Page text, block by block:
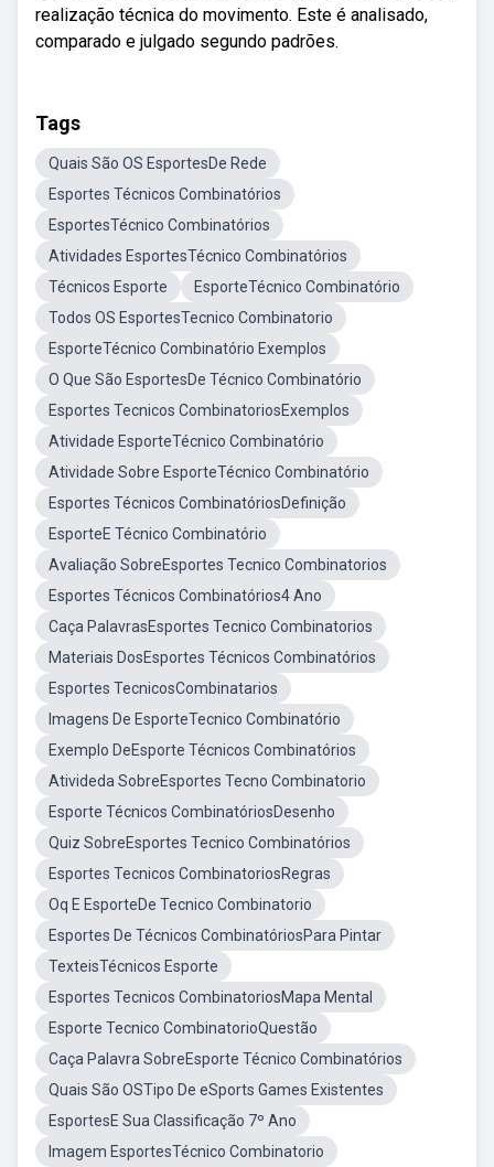
realização técnica do movimento. Este é analisado,
comparado e julgado segundo padrões.
Tags
Quais São OS EsportesDe Rede
Esportes Técnicos Combinatórios
EsportesTécnico Combinatórios
Atividades EsportesTécnico Combinatórios
Técnicos Esporte
EsporteTécnico Combinatório
Todos OS EsportesTecnico Combinatorio
EsporteTécnico Combinatório Exemplos
O Que São EsportesDe Técnico Combinatório
Esportes Tecnicos CombinatoriosExemplos
Atividade EsporteTécnico Combinatório
Atividade Sobre EsporteTécnico Combinatório
Esportes Técnicos CombinatóriosDefinição
EsporteE Técnico Combinatório
Avaliação SobreEsportes Tecnico Combinatorios
Esportes Técnicos Combinatórios4 Ano
Caça PalavrasEsportes Tecnico Combinatorios
Materiais DosEsportes Técnicos Combinatórios
Esportes TecnicosCombinatarios
Imagens De EsporteTecnico Combinatório
Exemplo DeEsporte Técnicos Combinatórios
Ativideda SobreEsportes Tecno Combinatorio
Esporte Técnicos CombinatóriosDesenho
Quiz SobreEsportes Tecnico Combinatórios
Esportes Tecnicos CombinatoriosRegras
Oq E EsporteDe Tecnico Combinatorio
Esportes De Técnicos CombinatóriosPara Pintar
TexteisTécnicos Esporte
Esportes Tecnicos CombinatoriosMapa Mental
Esporte Tecnico CombinatorioQuestão
Caça Palavra SobreEsporte Técnico Combinatórios
Quais São OSTipo De eSports Games Existentes
EsportesE Sua Classificação 7º Ano
Imagem EsportesTécnico Combinatorio